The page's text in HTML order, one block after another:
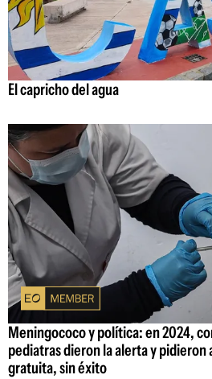
El capricho del agua
Meningococo y política: en 2024,
pediatras dieron la alerta y pidieron
gratuita, sin éxito